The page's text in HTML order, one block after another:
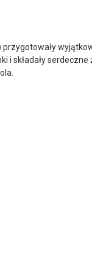
przygotowały
i składały